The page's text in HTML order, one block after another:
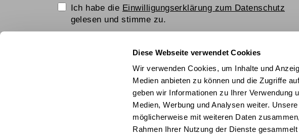
Diese Webseite verwendet Cookies
Wir verwenden Cookies, um Inhalte und
Medien anbieten zu können und die Zugriffe
geben wir Informationen zu Ihrer Verwendung
Medien, Werbung und Analysen weiter.
möglicherweise mit weiteren Daten
Rahmen Ihrer Nutzung der Dienste gesammelt
Einwilligungserklärung
Ich habe die Einwilligungserklärung zum Datenschutz
gelesen und stimme zu.
Hier klicken
FriendlyCaptcha ⇗
© Technisches Museum Wien mit Österreichischer